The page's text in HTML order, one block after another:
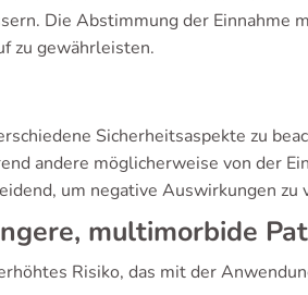
Die Abstimmung der Einnahme
zu gewährleisten.
Sicherheitsaspekte zu
andere möglicherweise von der
um negative Auswirkungen zu
multimorbide
Risiko, das mit der